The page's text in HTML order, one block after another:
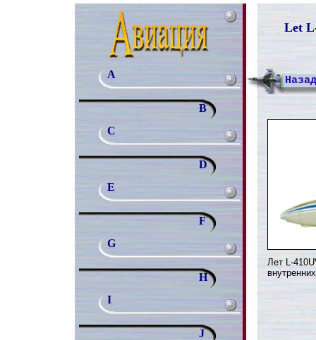
Let
A
B
C
D
E
F
G
H
I
J
Назад
Лет L-